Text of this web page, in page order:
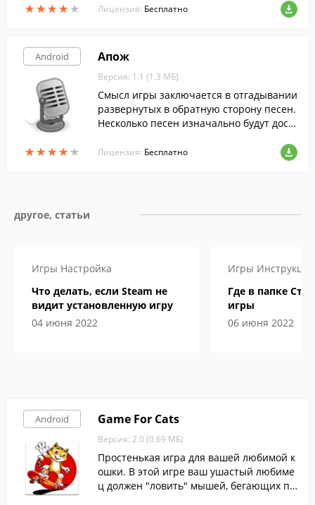
★★★★ ★
★★★★ ★ Лицензия: Бесплатно
Android
★★★★★
★★★★★
Апож
Версия: 1.1 (1.3 МБ)
Смысл игры заключается в отгадывании
развернутых в обратную сторону песен.
Несколько песен изначально будут дост
ачать с сервера, либо записать самосто
Лицензия: Бесплатно
другое, статьи
Игры Настройка
Что делать, если Steam не
видит установленную игру
04 июня 2022
Игры Инструкции
Где в папке
игры
06 июня 2022
Android Game For Cats
Версия: 2.0 (0.69 МБ)
Простенькая игра для вашей любимой к
ошки. В этой игре ваш ушастый любиме
ц должен "ловить" мышей, бегающих по